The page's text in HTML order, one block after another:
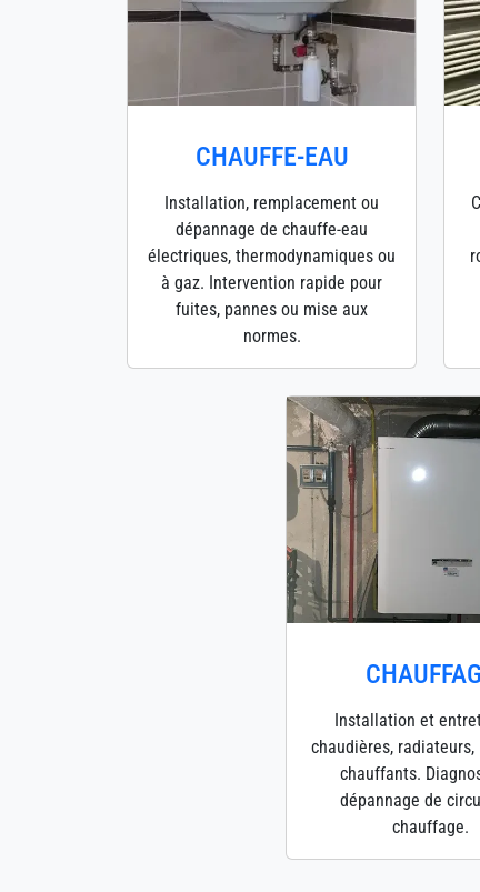
CHAUFFE-EAU
Installation, remplacement ou
dépannage de chauffe-eau
électriques, thermodynamiques ou
à gaz. Intervention rapide pour
fuites, pannes ou mise aux
normes.
Installation et
chaudières, radiateurs,
chauffants.
dépannage de
chauffage.